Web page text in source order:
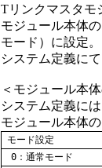
Tリンクマスタモ
モジュール本体
モード）に設定。
システム定義に
＜モジュール本
システム定義に
モジュール本体
モード設定
0：通常モード